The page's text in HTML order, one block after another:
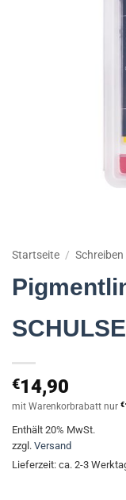
Startseite / Schreiben
€14,90
mit Warenkorbrabatt nur €
Enthält 20% MwSt.
zzgl. Versand
Lieferzeit: ca. 2-3